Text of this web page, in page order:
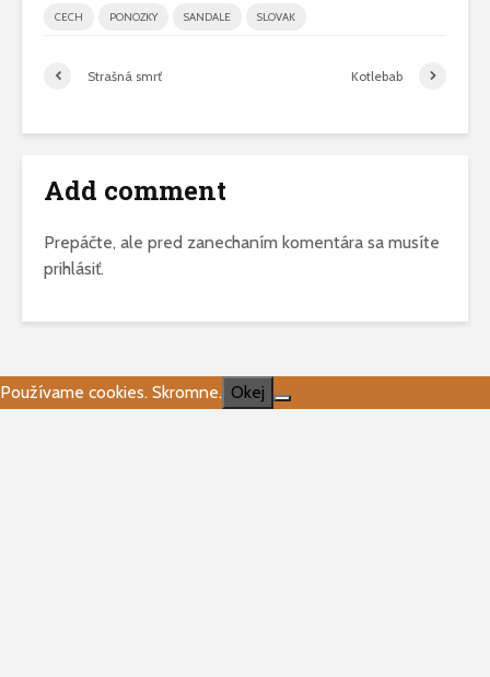
CECH PONOZKY SANDALE SLOVAK
Strašná smrť Kotlebab
Add comment
Prepáčte, ale pred zanechaním komentára sa musíte
prihlásiť.
Používame cookies. Skromne. Okej